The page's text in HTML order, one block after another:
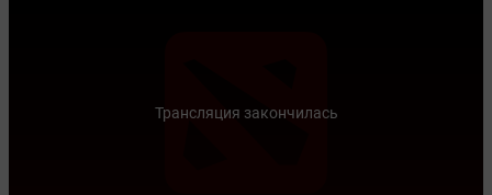
Трансляция закончилась